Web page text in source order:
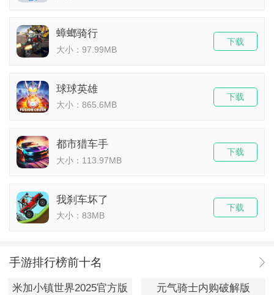
蟑螂骑行
大小：97.99MB
下载
球球英雄
大小：865.6MB
下载
都市猎车手
大小：113.97MB
下载
我刹车坏了
大小：83MB
下载
手游排行榜前十名
米加小镇世界2025官方版 元气骑士内购破解版